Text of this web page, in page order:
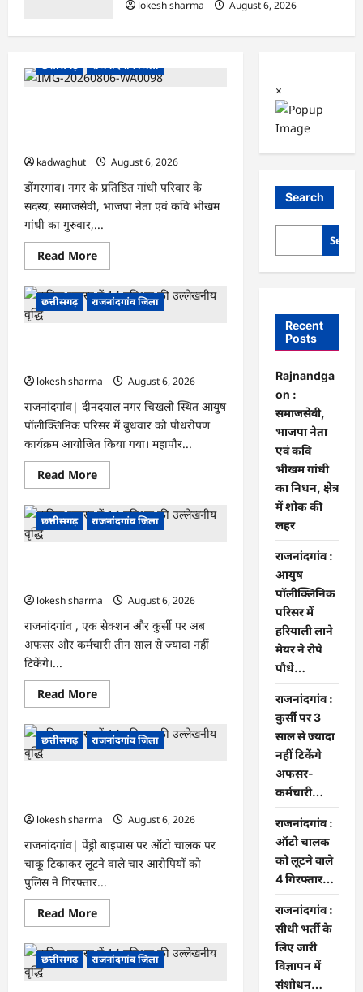
lokesh sharma August 6, 2026
छत्तीसगढ़ राजनांदगांव जिला
kadwaghut
August 6, 2026
डोंगरगांव। नगर के प्रतिष्ठित गांधी परिवार के
सदस्य, समाजसेवी, भाजपा नेता एवं कवि भीखम
गांधी का गुरुवार,...
Read MoreRead
more
Rajnandgaon
:
समाजसेवी,
गांधी
निधन,
क्षेत्र
में
शोक
की
लहर
छत्तीसगढ़ राजनांदगांव जिला
lokesh sharma
August 6, 2026
राजनांदगांव| दीनदयाल नगर चिखली स्थित आयुष
पॉलीक्लिनिक परिसर में बुधवार को पौधरोपण
कार्यक्रम आयोजित किया गया। महापौर...
Read MoreRead
more
राजनांदगांव
:
आयुष
मेयर
रोपे
पौधे…
छत्तीसगढ़ राजनांदगांव जिला
lokesh sharma
August 6, 2026
राजनांदगांव , एक सेक्शन और कुर्सी पर अब
अफसर और कर्मचारी तीन साल से ज्यादा नहीं
टिकेंगे।...
Read MoreRead
more
राजनांदगांव
:
कुर्सी
नहीं
टिकेंगे
अफसर-
कर्मचारी…
छत्तीसगढ़ राजनांदगांव जिला
lokesh sharma
August 6, 2026
राजनांदगांव| पेंड्री बाइपास पर ऑटो चालक पर
चाकू टिकाकर लूटने वाले चार आरोपियों को
पुलिस ने गिरफ्तार...
Read MoreRead
more
राजनांदगांव
:
ऑटो
छत्तीसगढ़ राजनांदगांव जिला
×
Search
Recent
Posts
Rajnandga
on :
समाजसेवी,
भाजपा नेता
एवं कवि
भीखम गांधी
का निधन, क्षेत्र
में शोक की
लहर
राजनांदगांव :
आयुष
पॉलीक्लिनिक
परिसर में
हरियाली लाने
मेयर ने रोपे
पौधे…
राजनांदगांव :
कुर्सी पर 3
साल से ज्यादा
नहीं टिकेंगे
अफसर-
कर्मचारी…
राजनांदगांव :
ऑटो चालक
को लूटने वाले
4 गिरफ्तार…
राजनांदगांव :
सीधी भर्ती के
लिए जारी
विज्ञापन में
संशोधन…